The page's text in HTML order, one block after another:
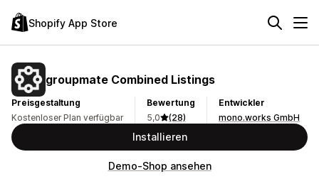
Shopify App Store
groupmate Combined Listings
Preisgestaltung
Kostenloser Plan verfügbar
Bewertung
5,0
(28)
Entwickler
mono.works GmbH
Installieren
Demo-Shop ansehen